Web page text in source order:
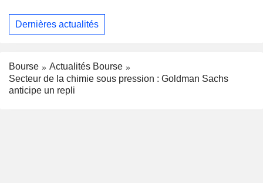
Dernières actualités
Bourse
Actualités Bourse
Secteur de la chimie sous pression : Goldman Sachs
anticipe un repli